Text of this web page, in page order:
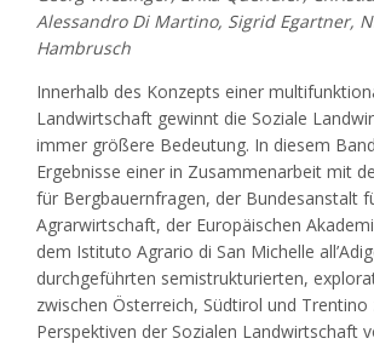
Alessandro Di Martino, Sigrid Egartner,
Hambrusch
Innerhalb des Konzepts einer
Landwirtschaft gewinnt die Soziale
immer größere Bedeutung. In diesem
Ergebnisse einer in Zusammenarbeit mit
für Bergbauernfragen, der Bundesanstalt
Agrarwirtschaft, der Europäischen
dem Istituto Agrario di San Michelle
durchgeführten semistrukturierten,
zwischen Österreich, Südtirol und
Perspektiven der Sozialen Landwirtschaft